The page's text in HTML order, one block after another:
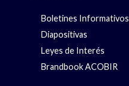
Boletines Informativos
Diapositivas
Leyes de Interés
Brandbook ACOBIR